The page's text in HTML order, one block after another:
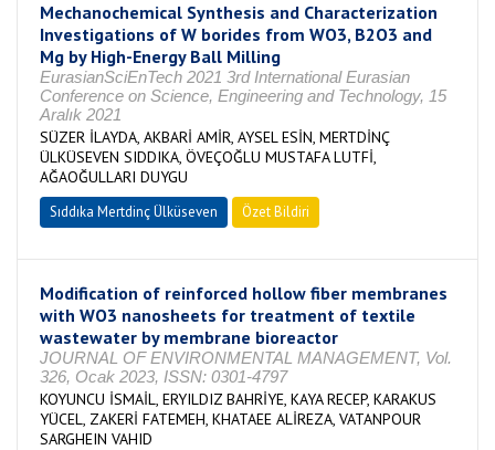
Mechanochemical Synthesis and Characterization
Investigations of W borides from WO3, B2O3 and
Mg by High-Energy Ball Milling
EurasianSciEnTech 2021 3rd International Eurasian
Conference on Science, Engineering and Technology, 15
Aralık 2021
SÜZER İLAYDA, AKBARİ AMİR, AYSEL ESİN, MERTDİNÇ
ÜLKÜSEVEN SIDDIKA, ÖVEÇOĞLU MUSTAFA LUTFİ,
AĞAOĞULLARI DUYGU
Sıddıka Mertdinç Ülküseven Özet Bildiri
Modification of reinforced hollow fiber membranes
with WO3 nanosheets for treatment of textile
wastewater by membrane bioreactor
JOURNAL OF ENVIRONMENTAL MANAGEMENT, Vol.
326, Ocak 2023, ISSN: 0301-4797
KOYUNCU İSMAİL, ERYILDIZ BAHRİYE, KAYA RECEP, KARAKUS
YÜCEL, ZAKERİ FATEMEH, KHATAEE ALİREZA, VATANPOUR
SARGHEIN VAHID